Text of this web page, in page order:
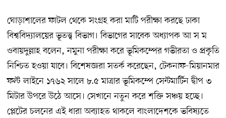
ঘোড়াশালের ফাটল থেকে সংগ্রহ করা মাটি পরীক্ষা করছে ঢাকা
বিশ্ববিদ্যালয়ের ভূতত্ত্ব বিভাগ। বিভাগের সাবেক অধ্যাপক আ স ম
ওবায়দুল্লাহ বলেন, নমুনা পরীক্ষা করে ভূমিকম্পের গভীরতা ও প্রকৃতি
নিশ্চিত হওয়া যাবে। বিশেষজ্ঞরা সতর্ক করেছেন, টেকনাফ-মিয়ানমার
ফল্ট লাইনে ১৭৬২ সালে ৮.৫ মাত্রার ভূমিকম্পে সেন্টমার্টিন দ্বীপ ৩
মিটার উপরে উঠে আসে। সেখানে নতুন করে শক্তি সঞ্চয় হচ্ছে।
প্লেটের চলনের এই ধারা অব্যাহত থাকলে বাংলাদেশকে ভবিষ্যতে